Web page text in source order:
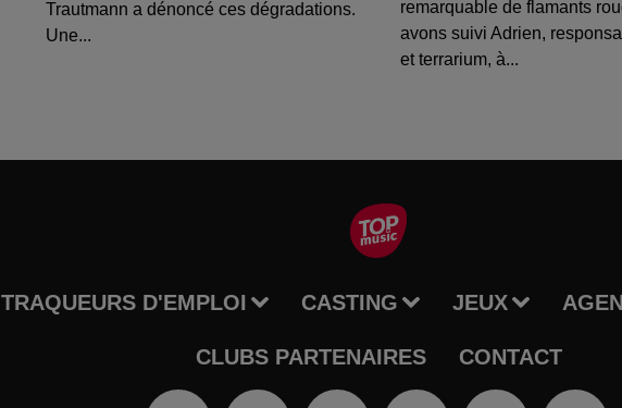
Trautmann a dénoncé ces dégradations.
Une...
remarquable de flamants
avons suivi Adrien,
et terrarium, à...
TRAQUEURS D'EMPLOI CASTING JEUX
CLUBS PARTENAIRES CONTACT